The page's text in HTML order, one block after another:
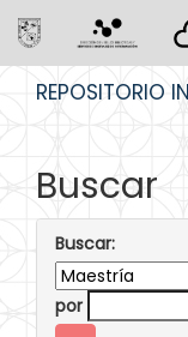
REPOSITORIO
Buscar
Buscar:
por